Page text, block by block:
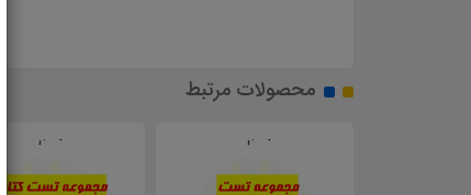
محصولات مرتبط